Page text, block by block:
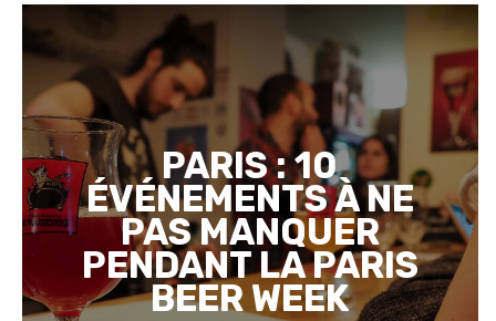
PARIS : 10
ÉVÉNEMENTS À NE
PAS MANQUER
PENDANT LA PARIS
BEER WEEK